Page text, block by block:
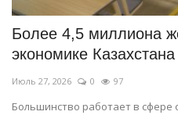
Более 4,5 миллиона
экономике Казахстана
Июль 27, 2026 0 97
Большинство работает в сфере